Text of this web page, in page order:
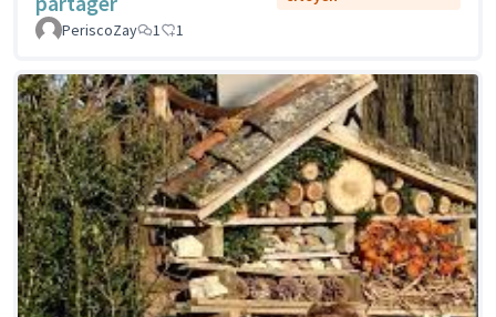
PeriscoZay
1 1